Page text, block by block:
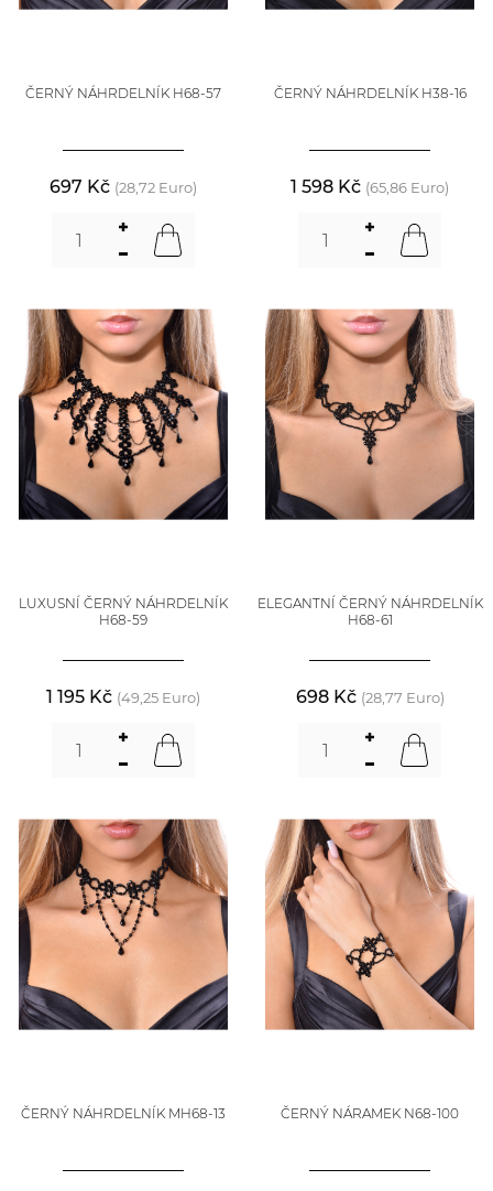
ČERNÝ NÁHRDELNÍK H68-57
697 Kč (28,72 Euro)
ČERNÝ NÁHRDELNÍK H38-16
1 598 Kč (65,86 Euro)
LUXUSNÍ ČERNÝ NÁHRDELNÍK
H68-59
1 195 Kč (49,25 Euro)
ELEGANTNÍ ČERNÝ NÁHRDELNÍK
H68-61
698 Kč (28,77 Euro)
ČERNÝ NÁHRDELNÍK MH68-13 ČERNÝ NÁRAMEK N68-100